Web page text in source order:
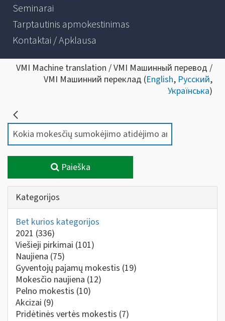
Seminarai
Tarptautinis apmokestinimas
Kontaktai / Apklausa
VMI Machine translation / VMI Машинный перевод /
VMI Машинний переклад (English, Русский,
Українська)
Paieška
Kategorijos
Bet kurios kategorijos
2021 (336)
Viešieji pirkimai (101)
Naujiena (75)
Gyventojų pajamų mokestis (19)
Mokesčio naujiena (12)
Pelno mokestis (10)
Akcizai (9)
Pridėtinės vertės mokestis (7)